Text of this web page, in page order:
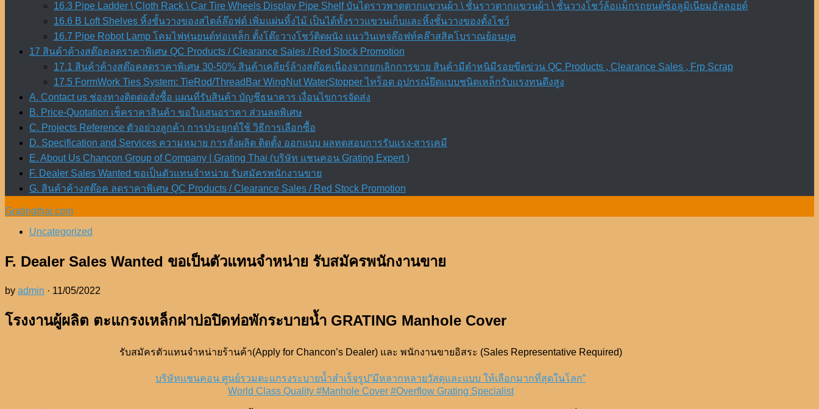
16.3 Pipe Ladder \ Cloth Rack \ Car Tire Wheels Display Pipe Shelf บันไดราวพาดตากแขวนผ้า \ ชั้นราวตากแขวนผ้า \ ชั้นวางโชว์ล้อแม็กรถยนต์ซ์อลูมิเนียมอัลลอยด์
16.6 B Loft Shelves หิ้งชั้นวางของสไตล์ล๊อฟต์ เพิ่มแผ่นหิ้งไม้ เป็นได้ทั้งราวแขวนเก็บและหิ้งชั้นวางของตั้งโชว์
16.7 Pipe Robot Lamp โคมไฟหุ่นยนต์ท่อเหล็ก ตั้งโต๊ะวางโชว์ติดผนัง แนววินเทจล๊อฟท์คล๊าสสิคโบราณย้อนยุค
17 สินค้าค้างสต๊อคลดราคาพิเศษ QC Products / Clearance Sales / Red Stock Promotion
17.1 สินค้าค้างสต๊อคลดราคาพิเศษ 30-50% สินค้าเคลียร์ล้างสต๊อคเนื่องจากยกเลิกการขาย สินค้ามีตำหนิมีรอยขีดข่วน QC Products , Clearance Sales , Frp Scrap
17.5 FormWork Ties System: TieRod/ThreadBar WingNut WaterStopper ไทร็อด อุปกรณ์ยึดแบบชนิดเหล็กรับแรงทนดึงสูง
A. Contact us ช่องทางติดต่อสั่งซื้อ แผนที่รับสินค้า บัญชีธนาคาร เงื่อนไขการจัดส่ง
B. Price-Quotation เช็คราคาสินค้า ขอใบเสนอราคา ส่วนลดพิเศษ
C. Projects Reference ตัวอย่างลูกค้า การประยุกต์ใช้ วิธีการเลือกซื้อ
D. Specification and Services ความหมาย การสั่งผลิต ติดตั้ง ออกแบบ ผลทดสอบการรับแรง-สารเคมี
E. About Us Chancon Group of Company | Grating Thai (บริษัท แชนคอน Grating Expert )
F. Dealer Sales Wanted ขอเป็นตัวแทนจำหน่าย รับสมัครพนักงานขาย
G. สินค้าค้างสต๊อค ลดราคาพิเศษ QC Products / Clearance Sales / Red Stock Promotion
Gratingthai.com
Uncategorized
F. Dealer Sales Wanted ขอเป็นตัวแทนจำหน่าย รับสมัครพนักงานขาย
by admin · 11/05/2022
โรงงานผู้ผลิต ตะแกรงเหล็กฝาบ่อปิดท่อพักระบายน้ำ GRATING Manhole Cover
รับสมัครตัวแทนจำหน่ายร้านค้า(Apply for Chancon’s Dealer) และ พนักงานขายอิสระ (Sales Representative Required)
บริษัทแชนคอน ศูนย์รวมตะแกรงระบายน้ำสำเร็จรูป”มีหลากหลายวัสดุและแบบ ให้เลือกมากที่สุดในโลก”
World Class Quality #Manhole Cover #Overflow Grating Specialist